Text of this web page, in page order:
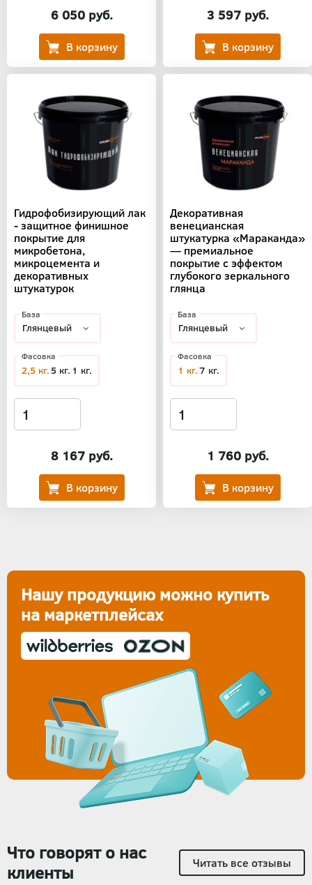
6 050 руб. 3 597 руб.
Гидрофобизирующий лак
- защитное финишное
покрытие для
микробетона,
микроцемента и
декоративных
штукатурок
8 167 руб.
База
Фасовка
2,5 кг.5 кг. 1 кг.
Декоративная
венецианская
штукатурка «Мараканда»
— премиальное
покрытие с эффектом
глубокого зеркального
глянца
1 760 руб.
База
Фасовка
1 кг.7 кг.
Нашу продукцию можно купить
на маркетплейсах
Что говорят о нас
клиенты
Читать все отзывы